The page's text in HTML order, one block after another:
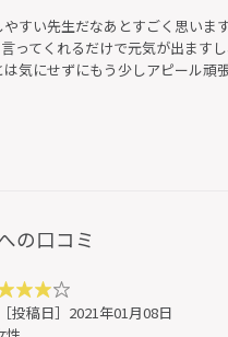
すい先生だなあとすごく思います
ってくれるだけで元気が出ますし
気にせずにもう少しアピール頑
の口コミ
［投稿日］2021年01月08日